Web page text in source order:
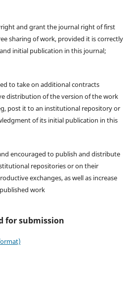
and grant the journal right of first
sharing of work, provided it is correctly
initial publication in this journal;
to take on additional contracts
distribution of the version of the work
post it to an institutional repository or
of its initial publication in this
encouraged to publish and distribute
repositories or on their
exchanges, as well as increase
work
for submission